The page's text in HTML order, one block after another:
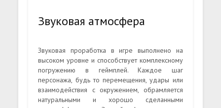
Звуковая атмосфера
Звуковая проработка в игре выполнено на
высоком уровне и способствует комплексному
погружению в геймплей. Каждое шаг
персонажа, будь то перемещения, удары или
взаимодействия с окружением, обрамляется
натуральными и хорошо сделанными